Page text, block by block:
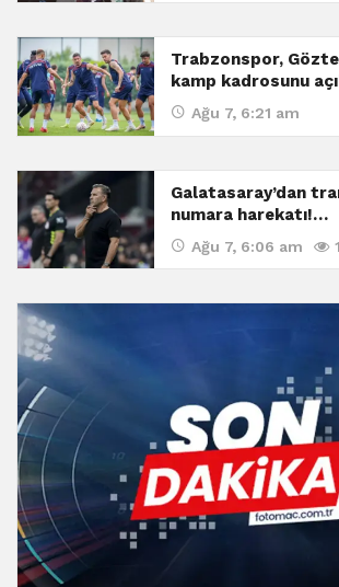
Trabzonspor,
kamp kadrosunu
Ağu 7, 6:21 am
Galatasaray’dan
numara harekatı!…
Ağu 7, 6:06 am 1